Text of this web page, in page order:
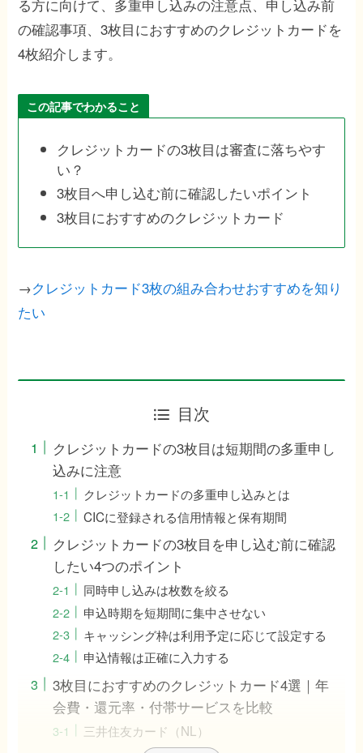
る方に向けて、多重申し込みの注意点、申し込み前
の確認事項、3枚目におすすめのクレジットカードを
4枚紹介します。
この記事でわかること
クレジットカードの3枚目は審査に落ちやす
い？
3枚目へ申し込む前に確認したいポイント
3枚目におすすめのクレジットカード
→クレジットカード3枚の組み合わせおすすめを知り
たい
目次
クレジットカードの3枚目は短期間の多重申し
込みに注意
クレジットカードの多重申し込みとは
CICに登録される信用情報と保有期間
クレジットカードの3枚目を申し込む前に確認
したい4つのポイント
同時申し込みは枚数を絞る
申込時期を短期間に集中させない
キャッシング枠は利用予定に応じて設定する
申込情報は正確に入力する
3枚目におすすめのクレジットカード4選｜年
会費・還元率・付帯サービスを比較
三井住友カード（NL）